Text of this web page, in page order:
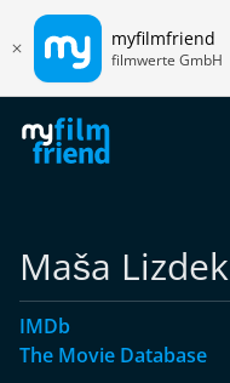
myfilmfriend
filmwerte GmbH
Maša Lizdek
IMDb
The Movie Database